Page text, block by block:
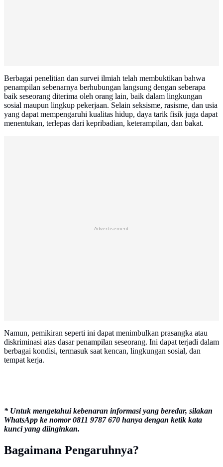
Berbagai penelitian dan survei ilmiah telah membuktikan bahwa
penampilan sebenarnya berhubungan langsung dengan seberapa
baik seseorang diterima oleh orang lain, baik dalam lingkungan
sosial maupun lingkup pekerjaan. Selain seksisme, rasisme, dan usia
yang dapat mempengaruhi kualitas hidup, daya tarik fisik juga dapat
menentukan, terlepas dari kepribadian, keterampilan, dan bakat.
Advertisement
Namun, pemikiran seperti ini dapat menimbulkan prasangka atau
diskriminasi atas dasar penampilan seseorang. Ini dapat terjadi dalam
berbagai kondisi, termasuk saat kencan, lingkungan sosial, dan
tempat kerja.
* Untuk mengetahui kebenaran informasi yang beredar, silakan
WhatsApp ke nomor 0811 9787 670 hanya dengan ketik kata
kunci yang diinginkan.
Bagaimana Pengaruhnya?